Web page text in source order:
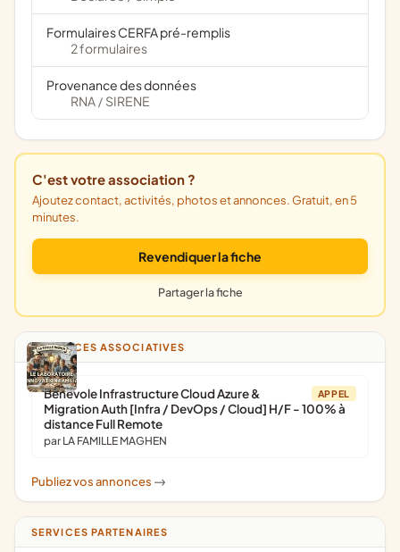
Formulaires CERFA pré-remplis
2 formulaires
Provenance des données
RNA / SIRENE
C'est votre association ?
Ajoutez contact, activités, photos et annonces. Gratuit, en 5
minutes.
Revendiquer la fiche
Partager la fiche
ANNONCES ASSOCIATIVES
APPEL
Bénévole Infrastructure Cloud Azure &
Migration Auth [Infra / DevOps / Cloud] H/F - 100% à
distance Full Remote
par LA FAMILLE MAGHEN
Publiez vos annonces ->
SERVICES PARTENAIRES